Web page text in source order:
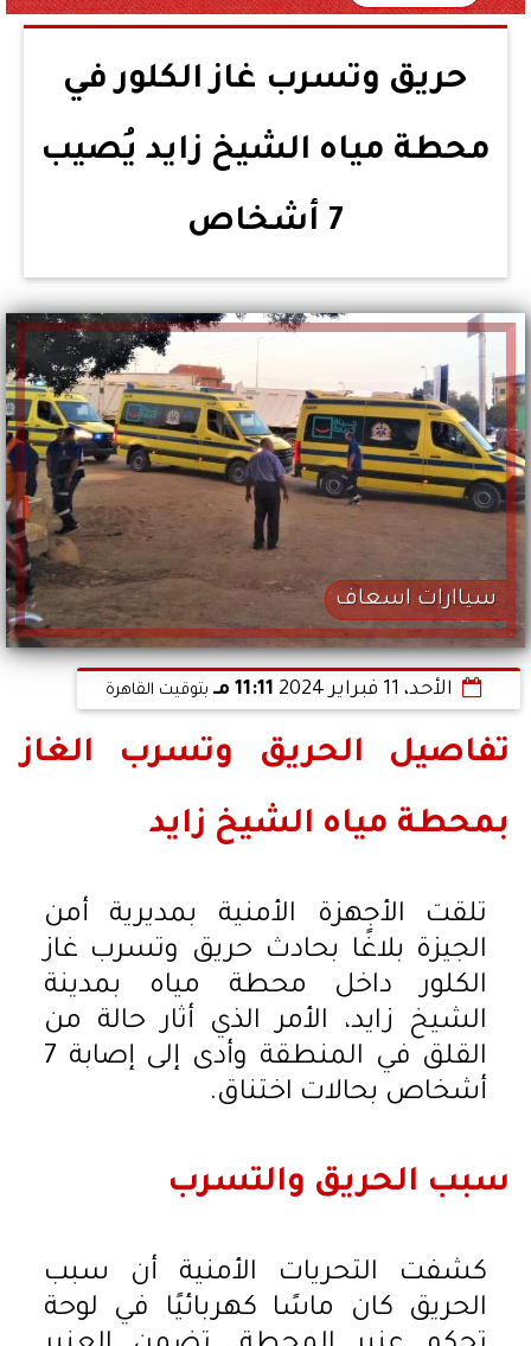
حريق وتسرب غاز الكلور في
محطة مياه الشيخ زايد يُصيب
7 أشخاص
سياارات اسعاف
الأحد، 11 فبراير 2024 11:11 مـ بتوقيت القاهرة
تفاصيل الحريق وتسرب الغاز
بمحطة مياه الشيخ زايد
تلقت الأجهزة الأمنية بمديرية أمن
الجيزة بلاغًا بحادث حريق وتسرب غاز
الكلور داخل محطة مياه بمدينة
الشيخ زايد، الأمر الذي أثار حالة من
القلق في المنطقة وأدى إلى إصابة 7
أشخاص بحالات اختناق.
سبب الحريق والتسرب
كشفت التحريات الأمنية أن سبب
الحريق كان ماسًا كهربائيًا في لوحة